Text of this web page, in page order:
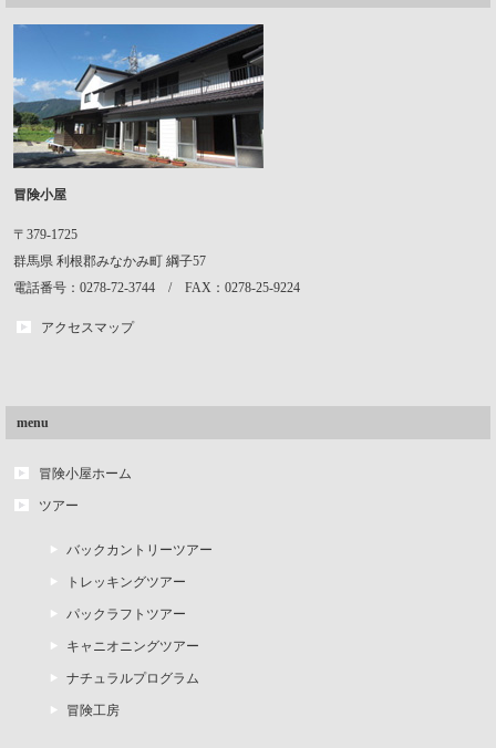
冒険小屋
〒379-1725
群馬県 利根郡みなかみ町 綱子57
電話番号：0278-72-3744 / FAX：0278-25-9224
アクセスマップ
menu
冒険小屋ホーム
ツアー
バックカントリーツアー
トレッキングツアー
パックラフトツアー
キャニオニングツアー
ナチュラルプログラム
冒険工房